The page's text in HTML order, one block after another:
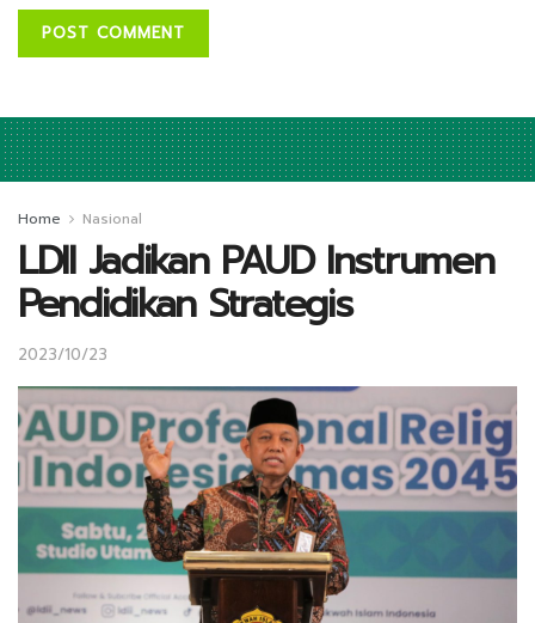
Home Nasional
LDII Jadikan PAUD Instrumen
Pendidikan Strategis
2023/10/23